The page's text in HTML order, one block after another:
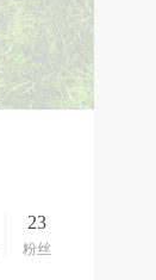
23
粉丝